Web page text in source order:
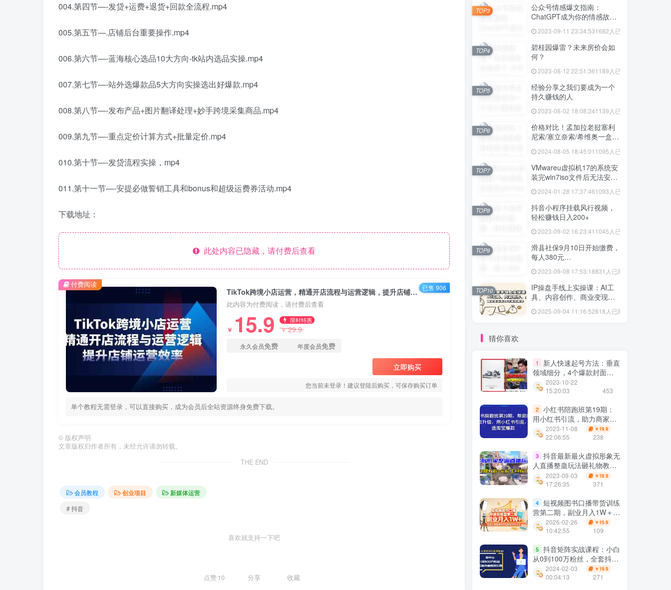
004.第四节—-发贷+运费+退货+回款全流程.mp4
005.第五节—.店铺后台重要操作.mp4
006.第六节—-蓝海核心选品10大方向-tk站内选品实操.mp4
007.第七节—-站外选爆款品5大方向实操选出好爆款.mp4
008.第八节—-发布产品+图片翻译处理+妙手跨境采集商品.mp4
009.第九节—-重点定价计算方式+批量定价.mp4
010.第十节—-发贷流程实操，mp4
011.第十一节—-安提必做誓销工具和bonus和超级运费券活动.mp4
下载地址：
此处内容已隐藏，请付费后查看
TikTok跨境小店运营，精通开店流程与运营逻辑，提升店铺运营效率
此内容为付费阅读，请付费后查看
￥ 15.9 限时特惠
￥29.9
永久会员免费 年度会员免费
立即购买
您当前未登录！建议登陆后购买，可保存购买订单
单个教程无需登录，可以直接购买，成为会员后全站资源终身免费下载。
付费阅读 已售 906
© 版权声明
文章版权归作者所有，未经允许请勿转载。
THE END
会员教程 创业项目
新媒体运营
# 抖音
喜欢就支持一下吧
点赞10 分享 收藏
公众号情感爆文指南：
ChatGPT成为你的情感故事
好帮手！
2023-09-11 23:34:531682人已阅读
TOP3
碧桂园爆雷？未来房价会如
何？
2023-08-12 22:51:361189人已阅读
TOP4
经验分享之我们要成为一个
持久赚钱的人
2023-08-02 18:08:241139人已阅读
TOP5
价格对比！孟加拉老挝塞利
尼索/塞立奈索/希维奥一盒价
2024-08-05 18:45:01 1095人已阅读
TOP6
VMwareu虚拟机17的系统安
装完win7iso文件后无法安装
2024-01-28 17:37:461093人已阅读
TOP7
抖音小程序挂载风行视频，
轻松赚钱日入200+
2023-09-02 16:23:41 1045人已阅读
TOP8
滑县社保9月10日开始缴费，
每人380元…
2023-09-08 17:53:18831人已阅读
TOP9
IP操盘手线上实操课：AI工
具、内容创作、商业变现等
2025-09-04 11:16:52818人已阅读
TOP10
猜你喜欢
1
新人快速起号方法：垂直
领域细分，4个爆款封面技
巧助力点击增长
2023-10-22
15:20:03
453
2 小红书陪跑班第19期：
用小红书引流，助力商家打
造淘宝爆款
2023-11-08
22:06:55
￥ 19.9
238
3 抖音最新最火虚拟形象无
人直播整蛊玩法砸礼物教程
（视频开播教程+全套工
具）
2023-09-03
17:26:35
￥ 19.9
371
4
短视频图书口播带货训练
营第二期，副业月入1W＋，
普通人也能复制的短视频带
货玩法
2026-02-26
10:42:55
￥ 15.9
109
5 抖音矩阵实战课程：小白
从0到100万粉丝，全套抖音
变现实操
2024-02-03
00:04:13
￥ 19.9
271